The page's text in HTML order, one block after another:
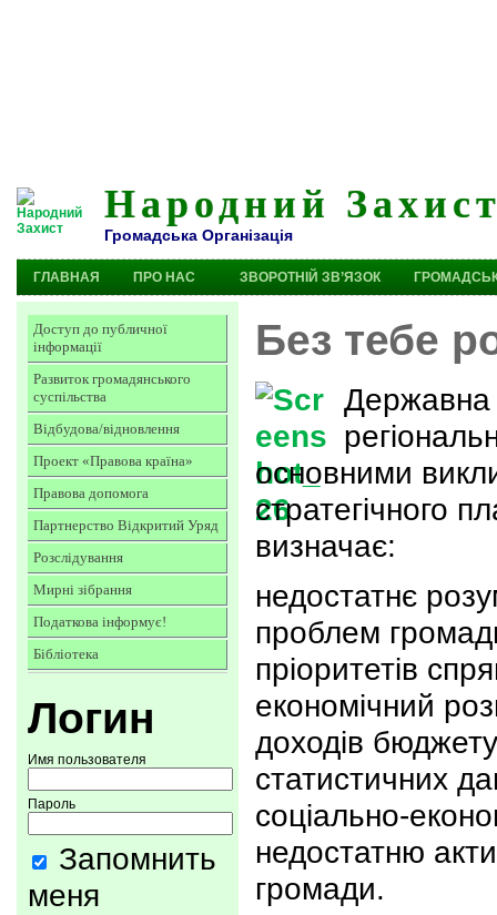
Народний
Громадська Організація
ГЛАВНАЯ ПРО НАС ЗВОРОТНІЙ ЗВ’ЯЗОК
Доступ до публичної
інформації
Развиток громадянського
суспільства
Відбудова/відновлення
Проект «Правова країна»
Правова допомога
Партнерство Відкритий Уряд
Розслідування
Мирні зібрання
Податкова інформує!
Бібліотека
Логин
Имя пользователя
Пароль
Запомнить
меня
Без тебе
Державна
основними
стратегічного
визначає:
недостатнє
проблем
пріоритетів
економічний
доходів
статистичних
соціально-
недостатню
громади.